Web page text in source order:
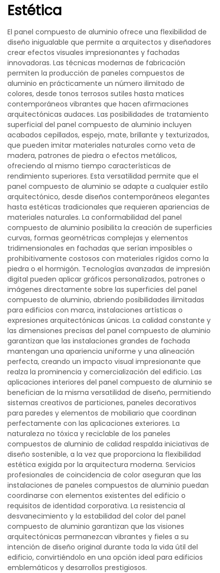
Estética
El panel compuesto de aluminio ofrece una flexibilidad de
diseño inigualable que permite a arquitectos y diseñadores
crear efectos visuales impresionantes y fachadas
innovadoras. Las técnicas modernas de fabricación
permiten la producción de paneles compuestos de
aluminio en prácticamente un número ilimitado de
colores, desde tonos terrosos sutiles hasta matices
contemporáneos vibrantes que hacen afirmaciones
arquitectónicas audaces. Las posibilidades de tratamiento
superficial del panel compuesto de aluminio incluyen
acabados cepillados, espejo, mate, brillante y texturizados,
que pueden imitar materiales naturales como veta de
madera, patrones de piedra o efectos metálicos,
ofreciendo al mismo tiempo características de
rendimiento superiores. Esta versatilidad permite que el
panel compuesto de aluminio se adapte a cualquier estilo
arquitectónico, desde diseños contemporáneos elegantes
hasta estéticas tradicionales que requieren apariencias de
materiales naturales. La conformabilidad del panel
compuesto de aluminio posibilita la creación de superficies
curvas, formas geométricas complejas y elementos
tridimensionales en fachadas que serían imposibles o
prohibitivamente costosos con materiales rígidos como la
piedra o el hormigón. Tecnologías avanzadas de impresión
digital pueden aplicar gráficos personalizados, patrones o
imágenes directamente sobre las superficies del panel
compuesto de aluminio, abriendo posibilidades ilimitadas
para edificios con marca, instalaciones artísticas o
expresiones arquitectónicas únicas. La calidad constante y
las dimensiones precisas del panel compuesto de aluminio
garantizan que las instalaciones grandes de fachada
mantengan una apariencia uniforme y una alineación
perfecta, creando un impacto visual impresionante que
realza la prominencia y comercialización del edificio. Las
aplicaciones interiores del panel compuesto de aluminio se
benefician de la misma versatilidad de diseño, permitiendo
sistemas creativos de particiones, paneles decorativos
para paredes y elementos de mobiliario que coordinan
perfectamente con las aplicaciones exteriores. La
naturaleza no tóxica y reciclable de los paneles
compuestos de aluminio de calidad respalda iniciativas de
diseño sostenible, a la vez que proporciona la flexibilidad
estética exigida por la arquitectura moderna. Servicios
profesionales de coincidencia de color aseguran que las
instalaciones de paneles compuestos de aluminio puedan
coordinarse con elementos existentes del edificio o
requisitos de identidad corporativa. La resistencia al
desvanecimiento y la estabilidad del color del panel
compuesto de aluminio garantizan que las visiones
arquitectónicas permanezcan vibrantes y fieles a su
intención de diseño original durante toda la vida útil del
edificio, convirtiéndolo en una opción ideal para edificios
emblemáticos y desarrollos prestigiosos.